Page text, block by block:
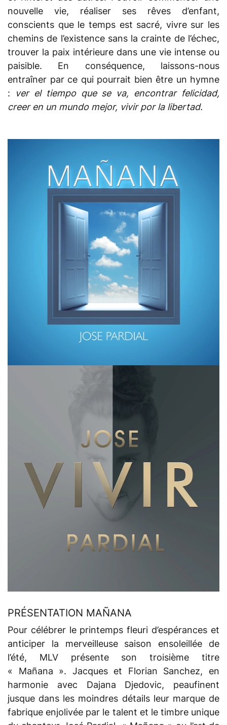
nouvelle vie, réaliser ses rêves d’enfant,
conscients que le temps est sacré, vivre sur les
chemins de l’existence sans la crainte de l’échec,
trouver la paix intérieure dans une vie intense ou
paisible. En conséquence, laissons-nous
entraîner par ce qui pourrait bien être un hymne
:
ver el tiempo que se va, encontrar felicidad,
creer en un mundo mejor, vivir por la libertad.
PRÉSENTATION MAÑANA
Pour célébrer le printemps fleuri d’espérances et
anticiper la merveilleuse saison ensoleillée de
l’été, MLV présente son troisième titre
« Mañana ». Jacques et Florian Sanchez, en
harmonie avec Dajana Djedovic, peaufinent
jusque dans les moindres détails leur marque de
fabrique enjolivée par le talent et le timbre unique